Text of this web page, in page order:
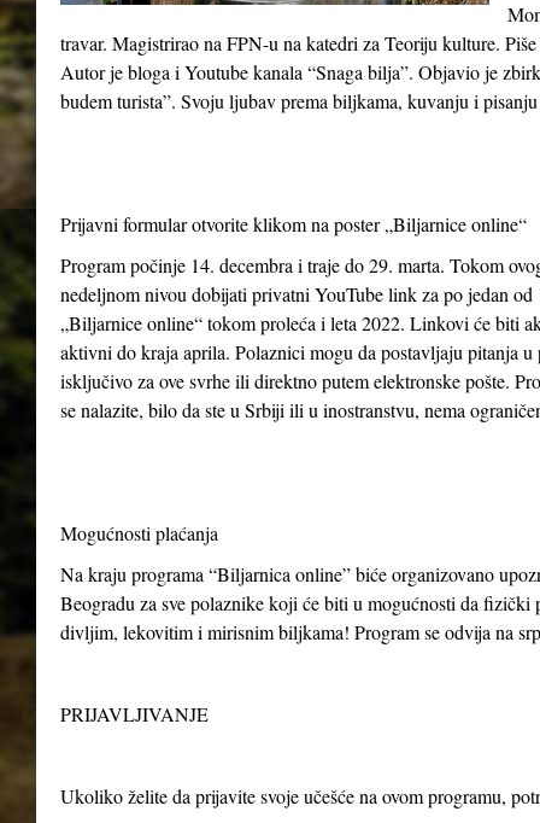
travar. Magistrirao na FPN-u na katedri za Teoriju kulture.
Autor je bloga i Youtube kanala “Snaga bilja”. Objavio je
budem turista”. Svoju ljubav prema biljkama, kuvanju i
Prijavni formular otvorite klikom na poster „Biljarnice online“
Program počinje 14. decembra i traje do 29. marta. Tokom
nedeljnom nivou dobijati privatni YouTube link za po jedan
„Biljarnice online“ tokom proleća i leta 2022. Linkovi će biti
aktivni do kraja aprila. Polaznici mogu da postavljaju pitanja
isključivo za ove svrhe ili direktno putem elektronske pošte.
se nalazite, bilo da ste u Srbiji ili u inostranstvu, nema
Mogućnosti plaćanja
Na kraju programa “Biljarnica online” biće organizovano
Beogradu za sve polaznike koji će biti u mogućnosti da
divljim, lekovitim i mirisnim biljkama! Program se odvija na
PRIJAVLJIVANJE
Ukoliko želite da prijavite svoje učešće na ovom programu,